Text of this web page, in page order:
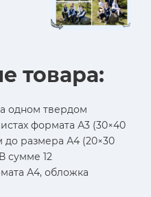
товара:
одном твердом
формата А3 (30×40
размера А4 (20×30
сумме 12
А4, обложка